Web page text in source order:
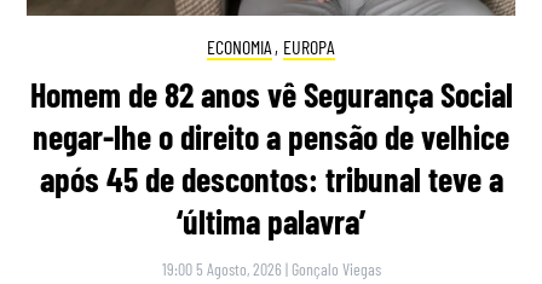
ECONOMIA , EUROPA
Homem de 82 anos vê Segurança Social
negar-lhe o direito a pensão de velhice
após 45 de descontos: tribunal teve a
‘última palavra’
19:00 5 Agosto, 2026 | Gonçalo Viegas